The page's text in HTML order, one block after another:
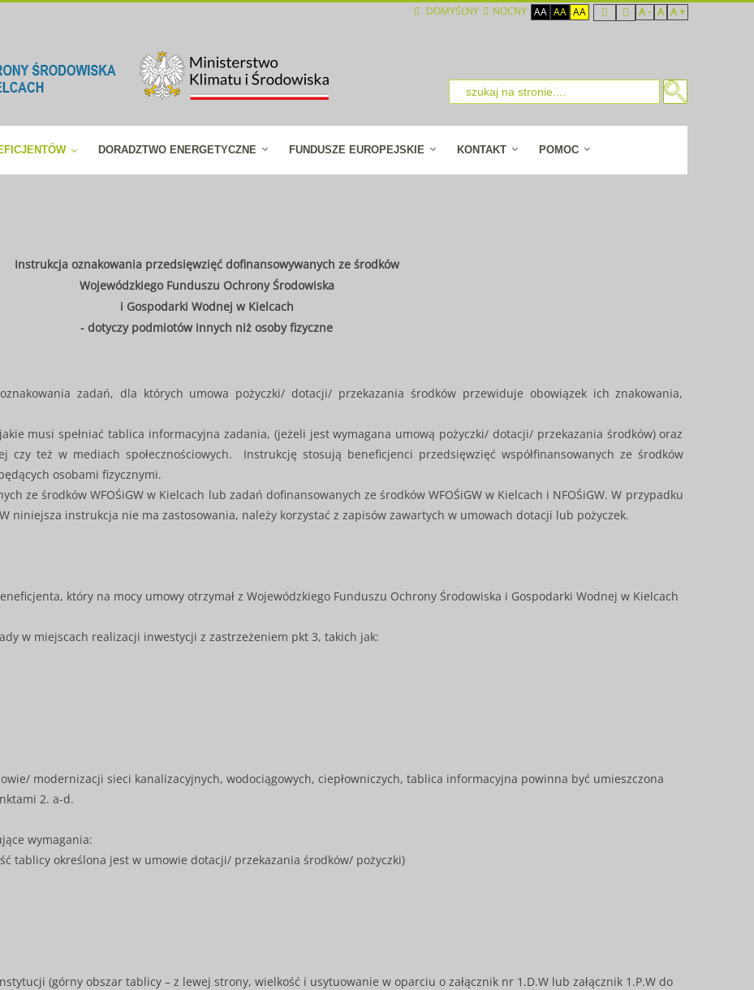
DOMYŚLNY NOCNY AA AA AA A - A A +
DORADZTWO ENERGETYCZNE FUNDUSZE EUROPEJSKIE KONTAKT POMOC
Instrukcja oznakowania przedsięwzięć dofinansowywanych ze środków
Wojewódzkiego Funduszu Ochrony Środowiska
i Gospodarki Wodnej w Kielcach
- dotyczy podmiotów innych niż osoby fizyczne
zadań, dla których umowa pożyczki/ dotacji/ przekazania środków przewiduje obowiązek ich znakowania,
musi spełniać tablica informacyjna zadania, (jeżeli jest wymagana umową pożyczki/ dotacji/ przekazania środków) oraz
czy też w mediach społecznościowych. Instrukcję stosują beneficjenci przedsięwzięć współfinansowanych ze środków
osobami fizycznymi.
ze środków WFOŚiGW w Kielcach lub zadań dofinansowanych ze środków WFOŚiGW w Kielcach i NFOŚiGW. W przypadku
niniejsza instrukcja nie ma zastosowania, należy korzystać z zapisów zawartych w umowach dotacji lub pożyczek.
który na mocy umowy otrzymał z Wojewódzkiego Funduszu Ochrony Środowiska i Gospodarki Wodnej w Kielcach
w miejscach realizacji inwestycji z zastrzeżeniem pkt 3, takich jak:
modernizacji sieci kanalizacyjnych, wodociągowych, ciepłowniczych, tablica informacyjna powinna być umieszczona
2. a-d.
wymagania:
tablicy określona jest w umowie dotacji/ przekazania środków/ pożyczki)
(górny obszar tablicy – z lewej strony, wielkość i usytuowanie w oparciu o załącznik nr 1.D.W lub załącznik 1.P.W do